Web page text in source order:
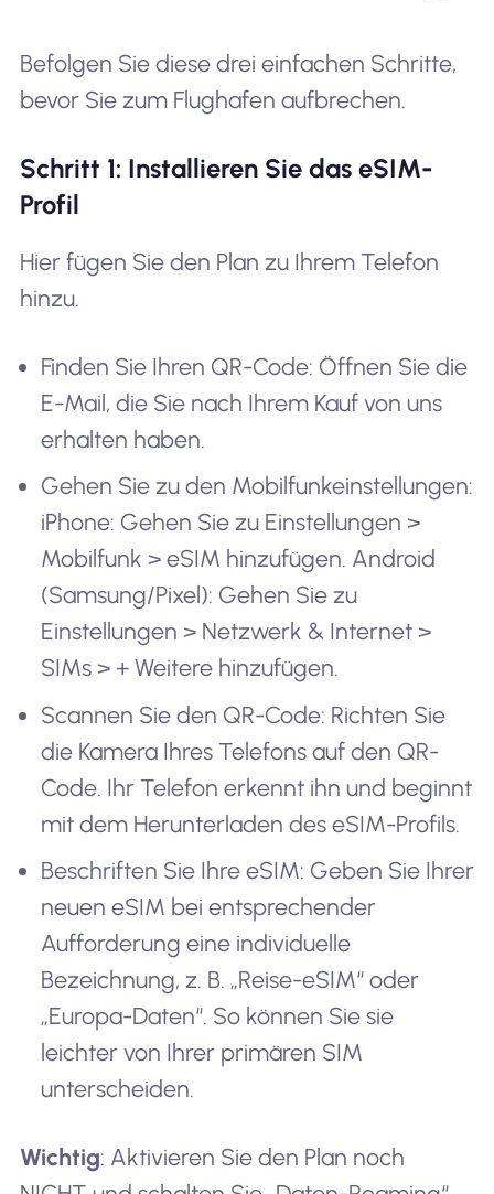
Befolgen Sie diese drei einfachen Schritte,
bevor Sie zum Flughafen aufbrechen.
Schritt 1: Installieren Sie das eSIM-
Profil
Hier fügen Sie den Plan zu Ihrem Telefon
hinzu.
Finden Sie Ihren QR-Code: Öffnen Sie die
E-Mail, die Sie nach Ihrem Kauf von uns
erhalten haben.
Gehen Sie zu den Mobilfunkeinstellungen:
iPhone: Gehen Sie zu Einstellungen >
Mobilfunk > eSIM hinzufügen. Android
(Samsung/Pixel): Gehen Sie zu
Einstellungen > Netzwerk & Internet >
SIMs > + Weitere hinzufügen.
Scannen Sie den QR-Code: Richten Sie
die Kamera Ihres Telefons auf den QR-
Code. Ihr Telefon erkennt ihn und beginnt
mit dem Herunterladen des eSIM-Profils.
Beschriften Sie Ihre eSIM: Geben Sie Ihrer
neuen eSIM bei entsprechender
Aufforderung eine individuelle
Bezeichnung, z. B. „Reise-eSIM“ oder
„Europa-Daten“. So können Sie sie
leichter von Ihrer primären SIM
unterscheiden.
Wichtig: Aktivieren Sie den Plan noch